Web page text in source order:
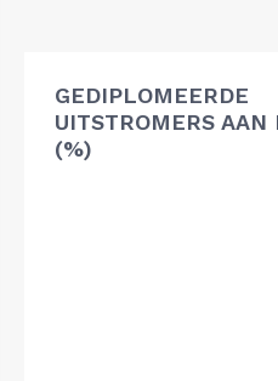
GEDIPLOMEERDE
UITSTROMERS AAN
(%)